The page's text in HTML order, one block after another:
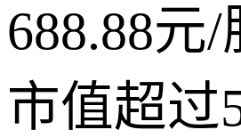
688.88元
市值超过